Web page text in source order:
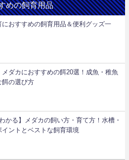
めの飼育用品
におすすめの飼育用品＆便利グッズ一
メダカにおすすめの餌20選！成魚・稚魚
餌の選び方
かる】メダカの飼い方・育て方！水槽・
イントとベストな飼育環境